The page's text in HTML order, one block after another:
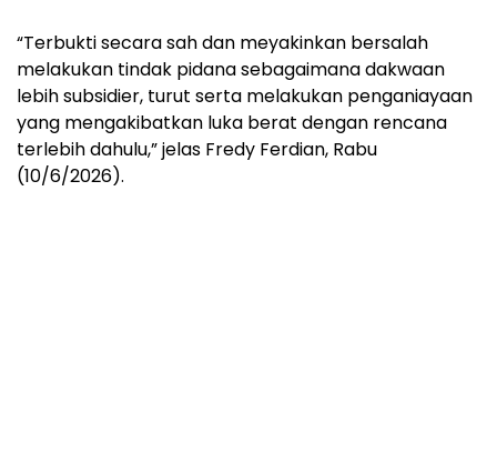
“Terbukti secara sah dan meyakinkan bersalah
melakukan tindak pidana sebagaimana dakwaan
lebih subsidier, turut serta melakukan penganiayaan
yang mengakibatkan luka berat dengan rencana
terlebih dahulu,” jelas Fredy Ferdian, Rabu
(10/6/2026).